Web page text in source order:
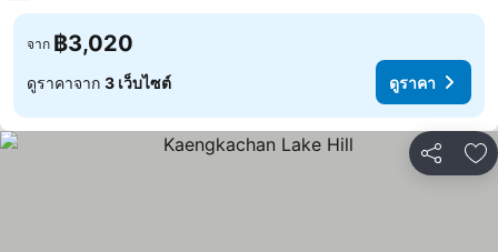
จาก ฿3,020
ดูราคาจาก 3 เว็บไซต์ ดูราคา
แชร์ เ